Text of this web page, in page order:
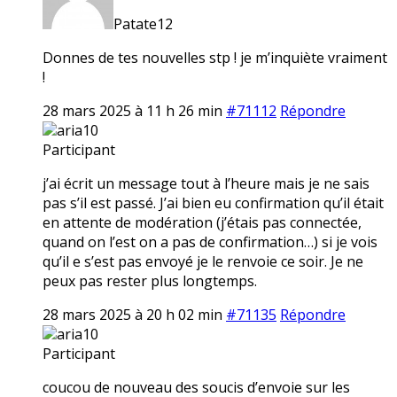
Patate12
Donnes de tes nouvelles stp ! je m’inquiète vraiment
!
28 mars 2025 à 11 h 26 min #71112 Répondre
aria10
Participant
j’ai écrit un message tout à l’heure mais je ne sais
pas s’il est passé. J’ai bien eu confirmation qu’il était
en attente de modération (j’étais pas connectée,
quand on l’est on a pas de confirmation…) si je vois
qu’il e s’est pas envoyé je le renvoie ce soir. Je ne
peux pas rester plus longtemps.
28 mars 2025 à 20 h 02 min #71135 Répondre
aria10
Participant
coucou de nouveau des soucis d’envoie sur les